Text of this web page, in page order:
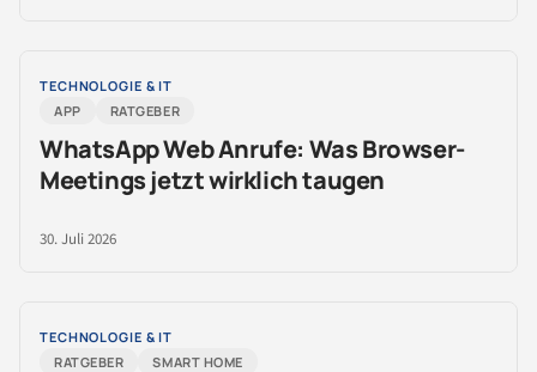
TECHNOLOGIE & IT
APP
RATGEBER
WhatsApp Web Anrufe: Was Browser-
Meetings jetzt wirklich taugen
30. Juli 2026
TECHNOLOGIE & IT
RATGEBER
SMART HOME